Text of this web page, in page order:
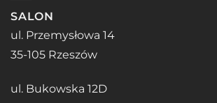
SALON
ul. Przemysłowa 14
35-105 Rzeszów
ul. Bukowska 12D